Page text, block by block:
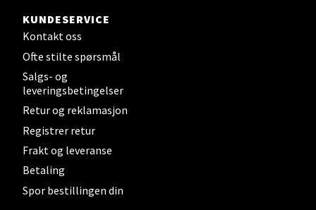
KUNDESERVICE
Kontakt oss
Ofte stilte spørsmål
Salgs- og
leveringsbetingelser
Retur og reklamasjon
Registrer retur
Frakt og leveranse
Betaling
Spor bestillingen din
Tromsø - Jekta Storsenter
Åpent i dag 10-21